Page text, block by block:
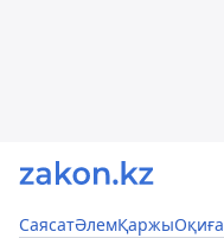
СаясатӘлемҚаржыОқиға